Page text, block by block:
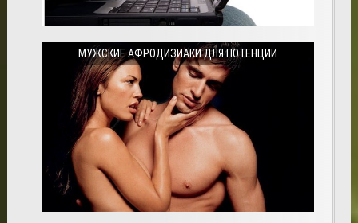
МУЖСКИЕ АФРОДИЗИАКИ ДЛЯ ПОТЕНЦИИ